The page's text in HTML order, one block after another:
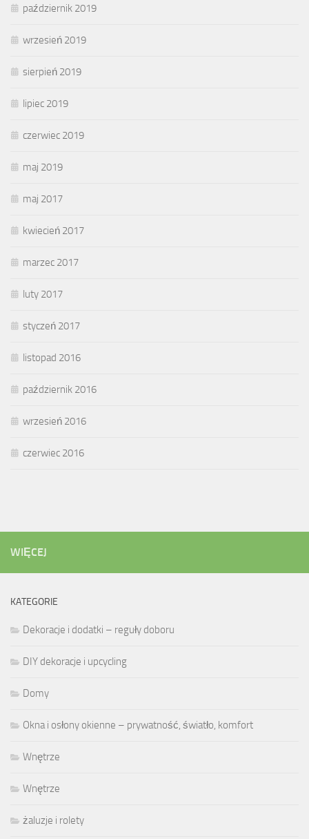
październik 2019
wrzesień 2019
sierpień 2019
lipiec 2019
czerwiec 2019
maj 2019
maj 2017
kwiecień 2017
marzec 2017
luty 2017
styczeń 2017
listopad 2016
październik 2016
wrzesień 2016
czerwiec 2016
WIĘCEJ
KATEGORIE
Dekoracje i dodatki – reguły doboru
DIY dekoracje i upcycling
Domy
Okna i osłony okienne – prywatność, światło, komfort
Wnętrze
Wnętrze
żaluzje i rolety